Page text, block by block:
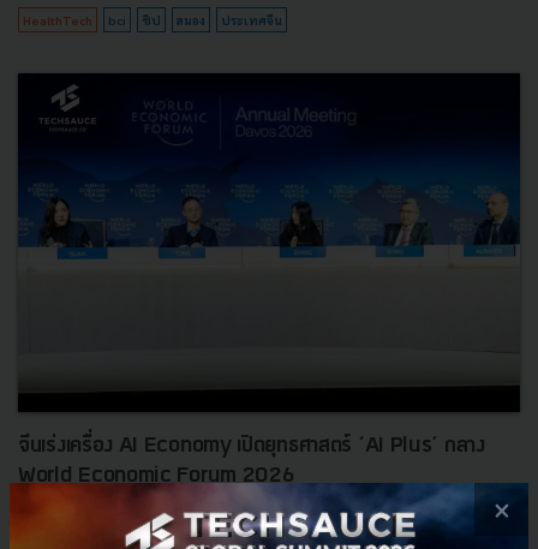
HealthTech bci ชิป สมอง ประเทศจีน
จีนเร่งเครื่อง AI Economy เปิดยุทธศาสตร์ ‘AI Plus’ กลาง
World Economic Forum 2026
บนเวที World Economic Forum 2026 ในเซสชัน China's AI+ Economy
ชี้ให้เห็นชัดเจนว่า วันนี้ AI ไม่ใช่แค่เทคโนโลยีล้ำยุคอีกต่อไป แต่ได้กลาย
×